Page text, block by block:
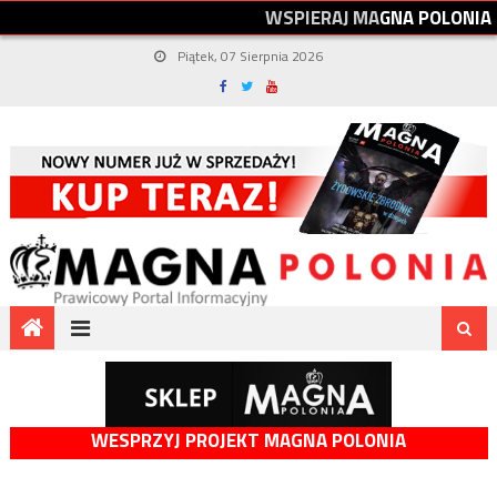
WSPIERAJMAGNAPOLONIA
Piątek, 07 Sierpnia 2026
WESPRZYJ PROJEKT MAGNA POLONIA